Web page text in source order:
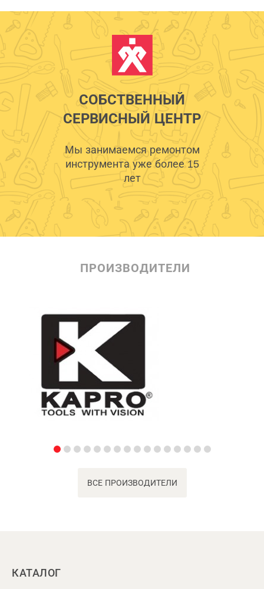
СОБСТВЕННЫЙ
СЕРВИСНЫЙ ЦЕНТР
Мы занимаемся ремонтом
инструмента уже более 15
лет
ПРОИЗВОДИТЕЛИ
ВСЕ ПРОИЗВОДИТЕЛИ
КАТАЛОГ